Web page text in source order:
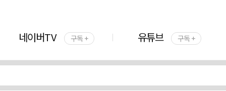
네이버TV 구독 + 유튜브 구독 +